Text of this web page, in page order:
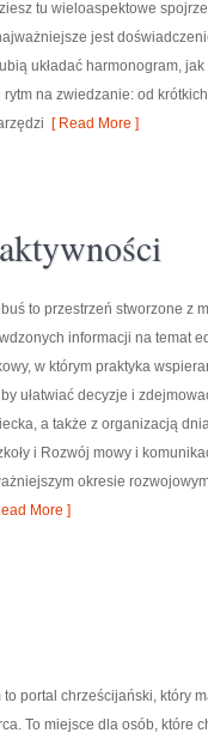
tu wieloaspektowe
jest
układać harmonogram,
na zwiedzanie: od
[ Read More ]
to przestrzeń stworzone z
informacji na temat
w którym praktyka
ułatwiać decyzje i
a także z organizacją
i Rozwój mowy i
okresie
More ]
to portal chrześcijański, który
To miejsce dla osób, które